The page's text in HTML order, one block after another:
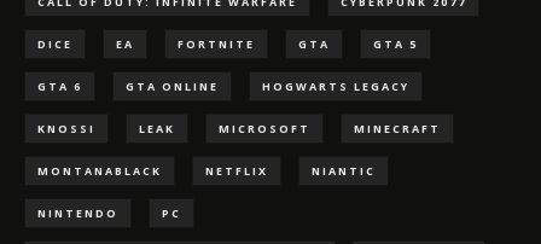
DICE EA FORTNITE GTA GTA 5
GTA 6 GTA ONLINE HOGWARTS LEGACY
KNOSSI LEAK MICROSOFT MINECRAFT
MONTANABLACK NETFLIX NIANTIC
NINTENDO PC